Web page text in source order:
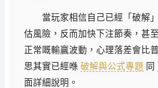
當玩家相信自己已經「破解
估風險，反而加快下注節奏，甚
正常嘅輸贏波動，心理落差會比
思其實已經喺破解與公式專題 同
面詳細說明。